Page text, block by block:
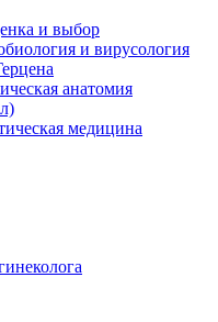
и выбор
и вирусология
анатомия
медицина